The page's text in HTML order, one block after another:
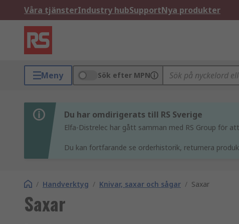
Våra tjänsterIndustry hubSupportNya produkter
Meny Sök efter MPN
Du har omdirigerats till RS Sverige
Elfa-Distrelec har gått samman med RS Group för
Du kan fortfarande se orderhistorik, returnera
/ Handverktyg / Knivar, saxar och sågar / Saxar
Saxar